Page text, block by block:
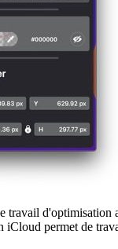
travail d'optimisation
permet de